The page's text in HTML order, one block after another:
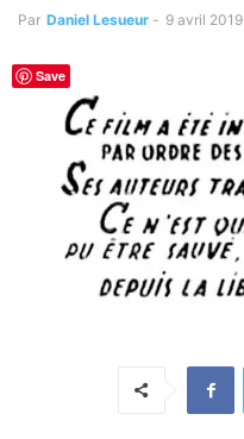
Par Daniel Lesueur - 9 avril 2019
Save